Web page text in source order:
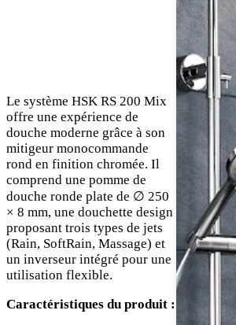
Le système HSK RS 200 Mix
offre une expérience de
douche moderne grâce à son
mitigeur monocommande
rond en finition chromée. Il
comprend une pomme de
douche ronde plate de ∅ 250
× 8 mm, une douchette design
proposant trois types de jets
(Rain, SoftRain, Massage) et
un inverseur intégré pour une
utilisation flexible.
Caractéristiques du produit :